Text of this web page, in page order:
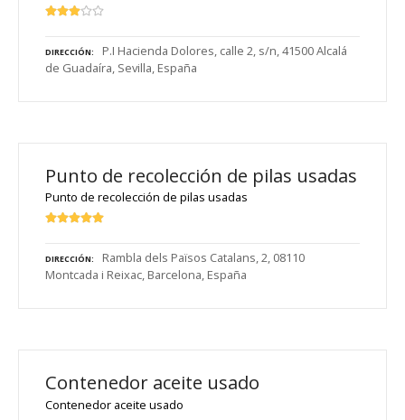
DIRECCIÓN
P.I Hacienda Dolores, calle 2, s/n, 41500 Alcalá
de Guadaíra, Sevilla, España
Punto de recolección de pilas usadas
Punto de recolección de pilas usadas
DIRECCIÓN
Rambla dels Països Catalans, 2, 08110
Montcada i Reixac, Barcelona, España
Contenedor aceite usado
Contenedor aceite usado